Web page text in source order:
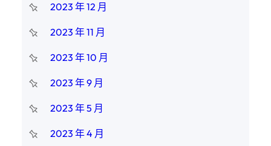
2023 年 12 月
2023 年 11 月
2023 年 10 月
2023 年 9 月
2023 年 5 月
2023 年 4 月